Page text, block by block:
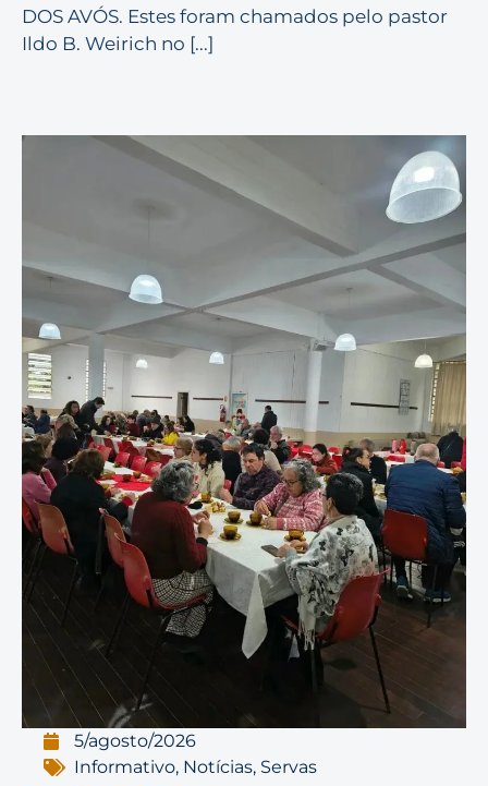
DOS AVÓS. Estes foram chamados pelo pastor
Ildo B. Weirich no [...]
5/agosto/2026
Informativo, Notícias, Servas